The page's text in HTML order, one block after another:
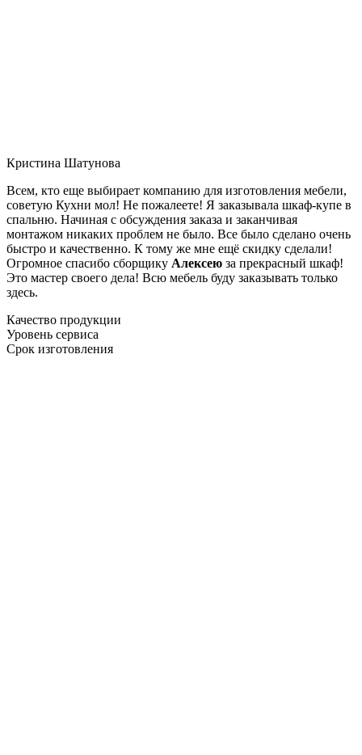
Кристина Шатунова
Всем, кто еще выбирает компанию для изготовления мебели,
советую Кухни мол! Не пожалеете! Я заказывала шкаф-купе в
спальню. Начиная с обсуждения заказа и заканчивая
монтажом никаких проблем не было. Все было сделано очень
быстро и качественно. К тому же мне ещё скидку сделали!
Огромное спасибо сборщику Алексею за прекрасный шкаф!
Это мастер своего дела! Всю мебель буду заказывать только
здесь.
Качество продукции
Уровень сервиса
Срок изготовления